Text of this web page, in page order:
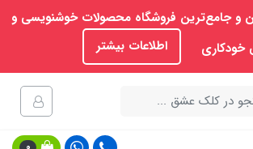
و جامع‌ترین فروشگاه محصولات خوشنویسی و
خودکاری
اطلاعات بیشتر